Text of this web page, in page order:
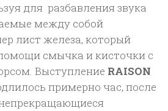
для разбавления звука
между собой
лист железа, который
смычка и кисточки с
Выступление RAISON
примерно час, после